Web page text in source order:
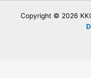
Copyright © 2026